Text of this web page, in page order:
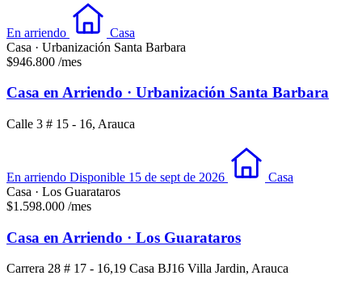
En arriendo
Casa
Casa · Urbanización Santa Barbara
$946.800 /mes
Casa en Arriendo · Urbanización Santa Barbara
Calle 3 # 15 - 16, Arauca
En arriendo Disponible 15 de sept de 2026
Casa
Casa · Los Guarataros
$1.598.000 /mes
Casa en Arriendo · Los Guarataros
Carrera 28 # 17 - 16,19 Casa BJ16 Villa Jardin, Arauca